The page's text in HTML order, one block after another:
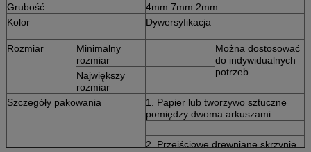
Grubość
4mm 7mm 2mm
Kolor
Dywersyfikacja
Rozmiar
Minimalny
rozmiar
Można dostosować
do indywidualnych
potrzeb.
Największy
rozmiar
Szczegóły pakowania
1. Papier lub tworzywo sztuczne
pomiędzy dwoma arkuszami
2. Przejściowe drewniane skrzynie